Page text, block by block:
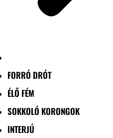
FORRÓ DRÓT
ÉLŐ FÉM
SOKKOLÓ KORONGOK
INTERJÚ